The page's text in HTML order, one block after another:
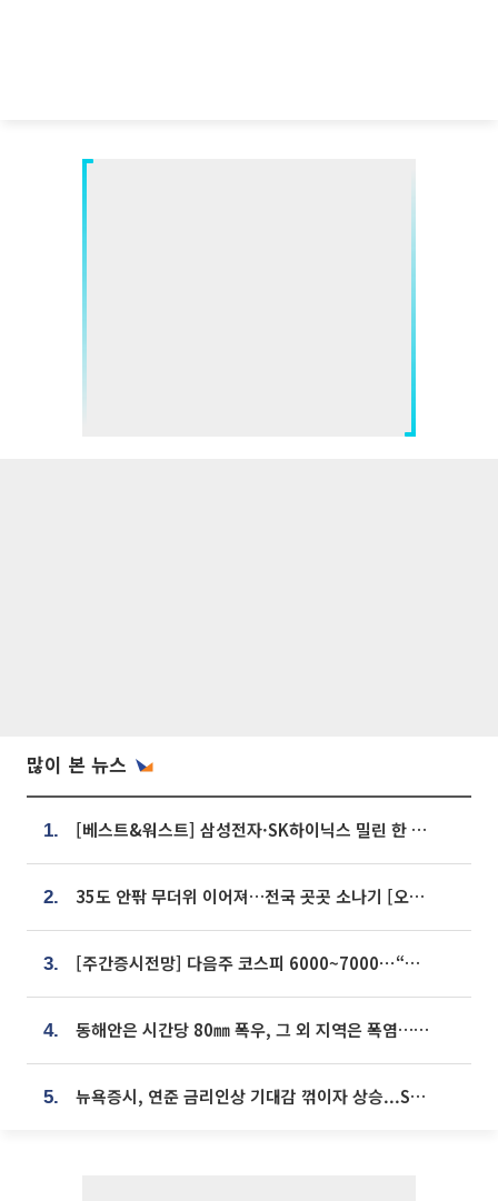
많이 본 뉴스
1. [베스트&워스트] 삼성전자·SK하이닉스 밀린 한 주…상상인증권은 85% 급등
2. 35도 안팎 무더위 이어져…전국 곳곳 소나기 [오늘 날씨]
3. [주간증시전망] 다음주 코스피 6000~7000⋯“外人 수급은 정책이 변수”
4. 동해안은 시간당 80㎜ 폭우, 그 외 지역은 폭염…‘극과 극 날씨’
5. 뉴욕증시, 연준 금리인상 기대감 꺾이자 상승...S&P500 사상 최고치 [종합]